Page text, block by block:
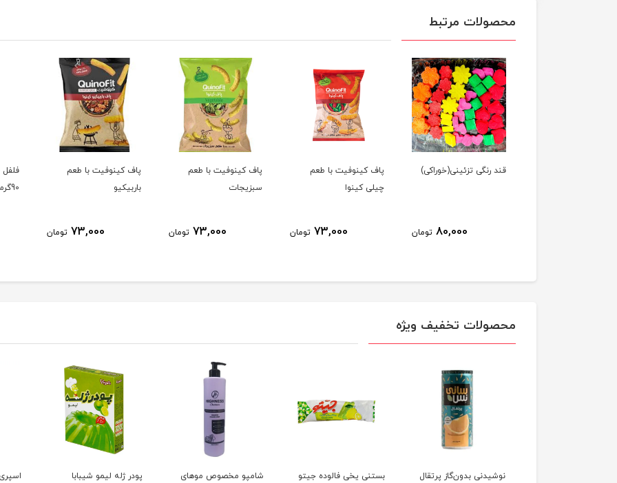
محصولات مرتبط
قند رنگی تزئینی(خوراکی)
80,000 تومان
پاف کینوفیت با طعم
چیلی کینوا
73,000 تومان
پاف کینوفیت با طعم
سبزیجات
73,000 تومان
پاف کینوفیت با طعم
باربیکیو
73,000 تومان
فلفل
90گرمی
محصولات تخفیف ویژه
نوشیدنی بدون‌گاز پرتقال
بستنی یخی فالوده جیتو
شامپو مخصوص موهای
پودر ژله لیمو شیبابا